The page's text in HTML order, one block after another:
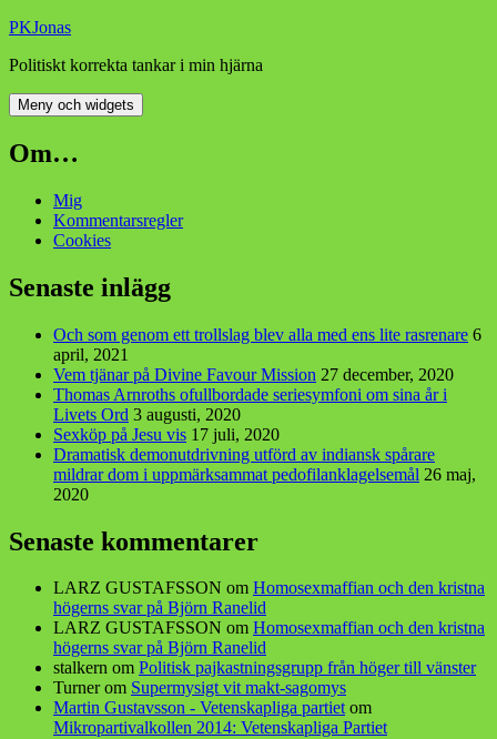
Hoppa
innehåll
PKJonas
Politiskt korrekta tankar i min hjärna
Meny och widgets
Om…
Mig
Kommentarsregler
Cookies
Senaste inlägg
Och som genom ett trollslag blev alla med ens lite rasrenare 6
april, 2021
Vem tjänar på Divine Favour Mission 27 december, 2020
Thomas Arnroths ofullbordade seriesymfoni om sina år i
Livets Ord 3 augusti, 2020
Sexköp på Jesu vis 17 juli, 2020
Dramatisk demonutdrivning utförd av indiansk spårare
mildrar dom i uppmärksammat pedofilanklagelsemål 26 maj,
2020
Senaste kommentarer
LARZ GUSTAFSSON om Homosexmaffian och den kristna
högerns svar på Björn Ranelid
LARZ GUSTAFSSON om Homosexmaffian och den kristna
högerns svar på Björn Ranelid
stalkern om Politisk pajkastningsgrupp från höger till vänster
Turnerom Supermysigt vit makt-sagomys
Martin Gustavsson - Vetenskapliga partietom
Mikropartivalkollen 2014: Vetenskapliga Partiet